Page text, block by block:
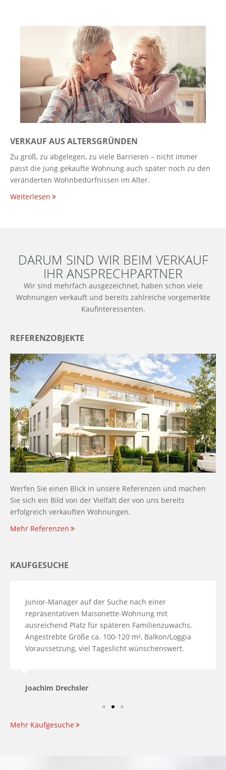
VERKAUF AUS ALTERSGRÜNDEN
Zu groß, zu abgelegen, zu viele Barrieren – nicht immer
passt die jung gekaufte Wohnung auch später noch zu den
veränderten Wohnbedürfnissen im Alter.
Weiterlesen
DARUM SIND WIR BEIM VERKAUF
IHR ANSPRECHPARTNER
Wir sind mehrfach ausgezeichnet, haben schon viele
Wohnungen verkauft und bereits zahlreiche vorgemerkte
Kaufinteressenten.
REFERENZOBJEKTE
Werfen Sie einen Blick in unsere Referenzen und machen
Sie sich ein Bild von der Vielfalt der von uns bereits
erfolgreich verkauften Wohnungen.
Mehr Referenzen
KAUFGESUCHE
Junior-Manager auf der Suche nach einer
repräsentativen Maisonette-Wohnung mit
ausreichend Platz für späteren Familienzuwachs.
Angestrebte Größe ca. 100-120 m², Balkon/Loggia
Voraussetzung, viel Tageslicht wünschenswert.
Joachim Drechsler
Mehr Kaufgesuche